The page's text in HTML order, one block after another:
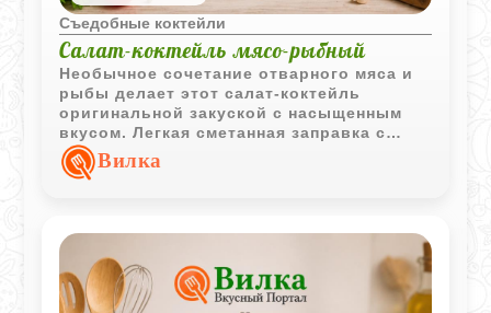
Съедобные коктейли
Салат-коктейль мясо-рыбный
Необычное сочетание отварного мяса и
рыбы делает этот салат-коктейль
оригинальной закуской с насыщенным
вкусом. Легкая сметанная заправка с
лимонным соком объединяет все
ингредиенты в гармоничное блюдо.
Вилка